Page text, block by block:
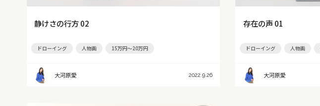
静けさの行方 02
ドローイング 人物画 15万円～20万円
大河原愛 2022.9.26
存在の声 01
ドローイング 人物画
大河原愛